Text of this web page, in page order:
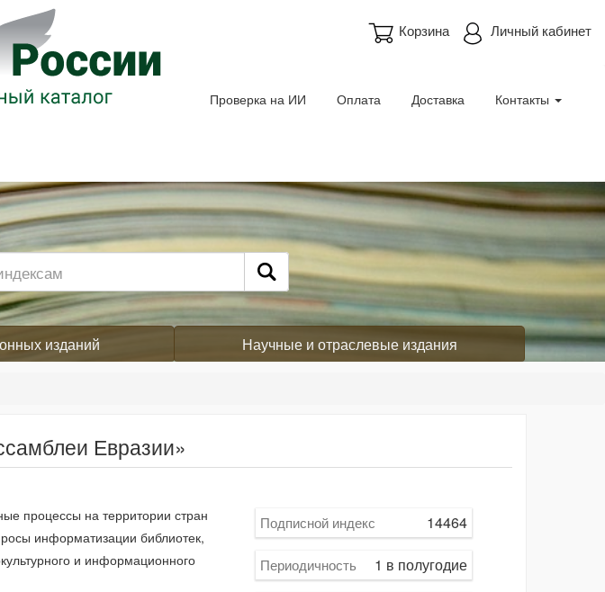
Личный кабинет
Корзина
Проверка на ИИ Оплата Доставка Контакты
изданий Научные и отраслевые издания
Евразии»
процессы на территории стран
информатизации библиотек,
и информационного
Подписной индекс 14464
Периодичность 1 в полугодие